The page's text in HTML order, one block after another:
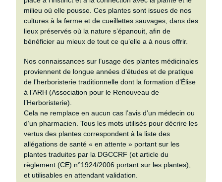
milieu où elle pousse. Ces plantes sont issues de nos
cultures à la ferme et de cueillettes sauvages, dans des
lieux préservés où la nature s’épanouit, afin de
bénéficier au mieux de tout ce qu’elle a à nous offrir.
Nos connaissances sur l’usage des plantes médicinales
proviennent de longue années d’études et de pratique
de l’herboristerie traditionnelle dont la formation d’Élise
à l’ARH (Association pour le Renouveau de
l’Herboristerie).
Cela ne remplace en aucun cas l’avis d’un médecin ou
d’un pharmacien. Tous les mots utilisés pour décrire les
vertus des plantes correspondent à la liste des
allégations de santé « en attente » portant sur les
plantes traduites par la DGCCRF (et article du
règlement (CE) n°1924/2006 portant sur les plantes),
et utilisables en attendant validation.